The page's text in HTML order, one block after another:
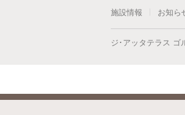
施設情報 お知ら
ジ･アッタテラス ゴ